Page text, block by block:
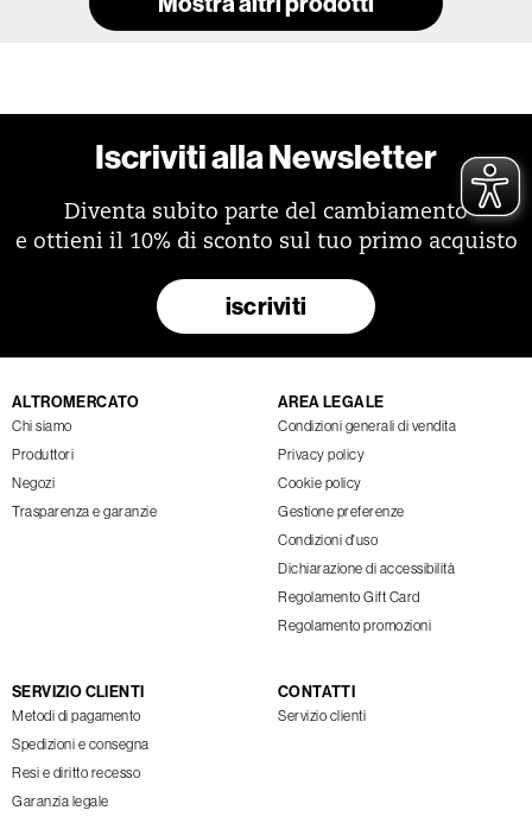
Iscriviti alla Newsletter
Diventa subito parte del cambiamento
e ottieni il 10% di sconto sul tuo primo acquisto
iscriviti
ALTROMERCATO
Chi siamo
Produttori
Negozi
Trasparenza e garanzie
AREA LEGALE
Condizioni generali di vendita
Privacy policy
Cookie policy
Gestione preferenze
Condizioni d'uso
Dichiarazione di accessibilità
Regolamento Gift Card
Regolamento promozioni
SERVIZIO CLIENTI
Metodi di pagamento
Spedizioni e consegna
Resi e diritto recesso
Garanzia legale
CONTATTI
Servizio clienti